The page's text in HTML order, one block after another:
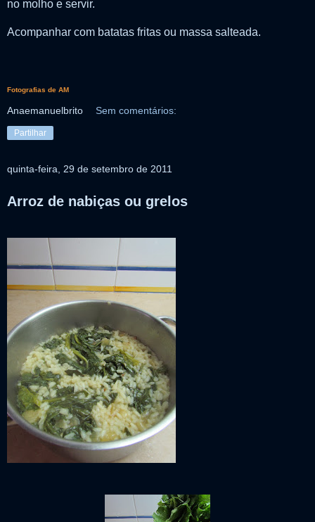
no molho e servir.
Acompanhar com batatas fritas ou massa salteada.
Fotografias de AM
Anaemanuelbrito Sem comentários:
Partilhar
quinta-feira, 29 de setembro de 2011
Arroz de nabiças ou grelos